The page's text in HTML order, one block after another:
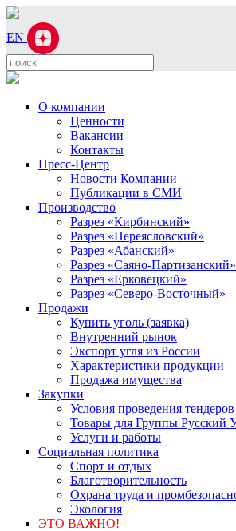
EN
О компании
Ценности
Вакансии
Контакты
Пресс-Центр
Новости Компании
Публикации в СМИ
Производство
Разрез «Кирбинский»
Разрез «Переясловский»
Разрез «Абанский»
Разрез «Саяно-Партизанский»
Разрез «Ерковецкий»
Разрез «Северо-Восточный»
Продажи
Купить уголь (заявка)
Внутренний рынок
Экспорт угля из России
Характеристики продукции
Продажа имущества
Закупки
Условия проведения тендеров
Товары для Группы Русский
Услуги и работы
Социальная политика
Спорт и отдых
Благотворительность
Охрана труда и
Экология
ЭТО ВАЖНО!